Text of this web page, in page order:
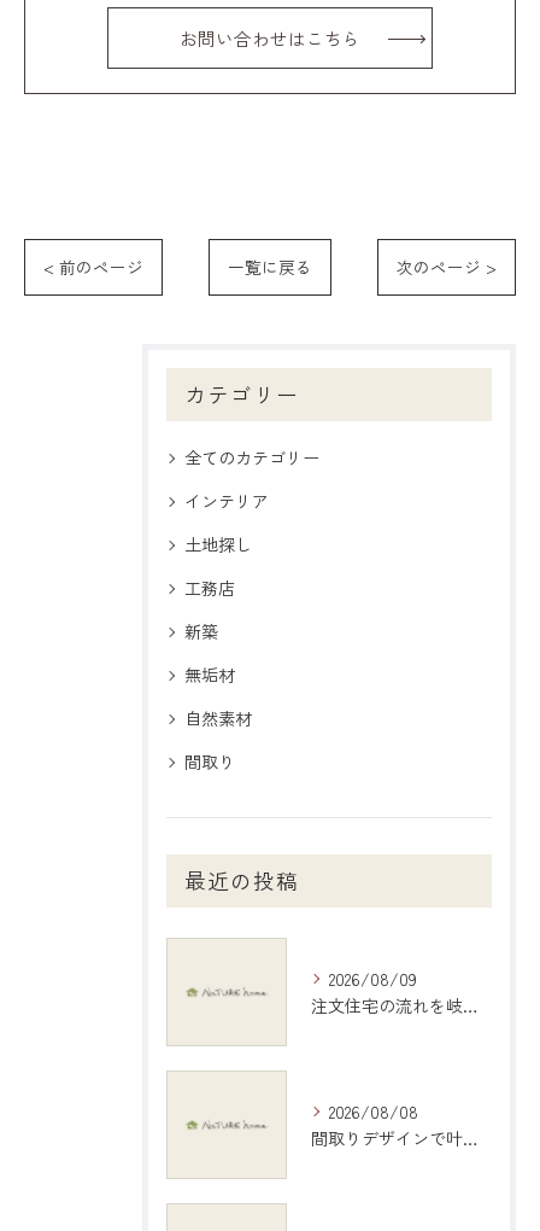
お問い合わせはこちら
< 前のページ 一覧に戻る 次のページ >
カテゴリー
全てのカテゴリー
インテリア
土地探し
工務店
新築
無垢材
自然素材
間取り
最近の投稿
2026/08/09
注文住宅の流れを岐阜県岐阜市で失敗しないための全手順と注意点ガイド
2026/08/08
間取りデザインで叶える理想の住まいづくり完全ガイド岐阜県羽島市編